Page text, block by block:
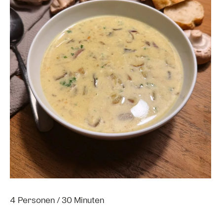
4 Personen / 30 Minuten